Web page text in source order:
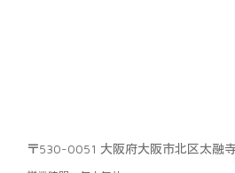
〒530-0051 大阪府大阪市北区太融